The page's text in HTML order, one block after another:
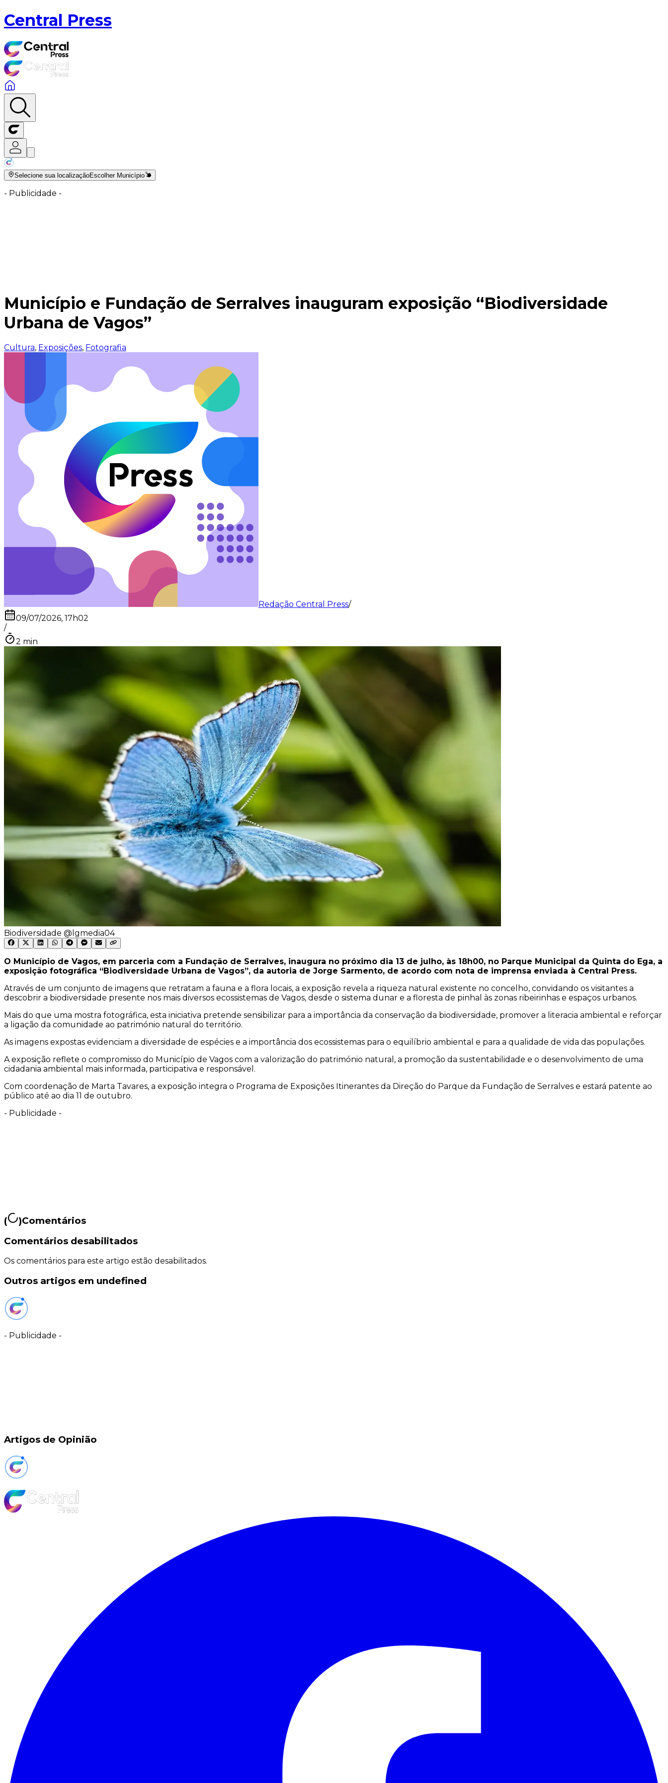
Central Press
Selecione sua localizaçãoEscolher Município
- Publicidade -
Município e Fundação de Serralves inauguram exposição “Biodiversidade
Urbana de Vagos”
Cultura, Exposições, Fotografia
Redação Central Press/
09/07/2026, 17h02
/
2 min
Biodiversidade @lgmedia04
O Município de Vagos, em parceria com a Fundação de Serralves, inaugura no próximo dia 13 de julho, às 18h00, no Parque Municipal da Quinta do Ega, a
exposição fotográfica “Biodiversidade Urbana de Vagos”, da autoria de Jorge Sarmento, de acordo com nota de imprensa enviada à Central Press.
Através de um conjunto de imagens que retratam a fauna e a flora locais, a exposição revela a riqueza natural existente no concelho, convidando os visitantes a
descobrir a biodiversidade presente nos mais diversos ecossistemas de Vagos, desde o sistema dunar e a floresta de pinhal às zonas ribeirinhas e espaços urbanos.
Mais do que uma mostra fotográfica, esta iniciativa pretende sensibilizar para a importância da conservação da biodiversidade, promover a literacia ambiental e reforçar
a ligação da comunidade ao património natural do território.
As imagens expostas evidenciam a diversidade de espécies e a importância dos ecossistemas para o equilíbrio ambiental e para a qualidade de vida das populações.
A exposição reflete o compromisso do Município de Vagos com a valorização do património natural, a promoção da sustentabilidade e o desenvolvimento de uma
cidadania ambiental mais informada, participativa e responsável.
Com coordenação de Marta Tavares, a exposição integra o Programa de Exposições Itinerantes da Direção do Parque da Fundação de Serralves e estará patente ao
público até ao dia 11 de outubro.
- Publicidade -
( )Comentários
Comentários desabilitados
Os comentários para este artigo estão desabilitados.
Outros artigos em undefined
- Publicidade -
Artigos de Opinião